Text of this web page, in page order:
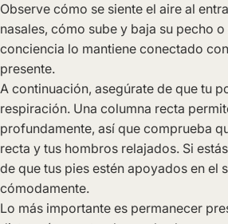
Observe cómo se siente el aire al
nasales, cómo sube y baja su pecho o
conciencia lo mantiene conectado
presente.
A continuación, asegúrate de que tu
respiración. Una columna recta
profundamente, así que comprueba
recta y tus hombros relajados. Si
de que tus pies estén apoyados en el
cómodamente.
Lo más importante es permanecer